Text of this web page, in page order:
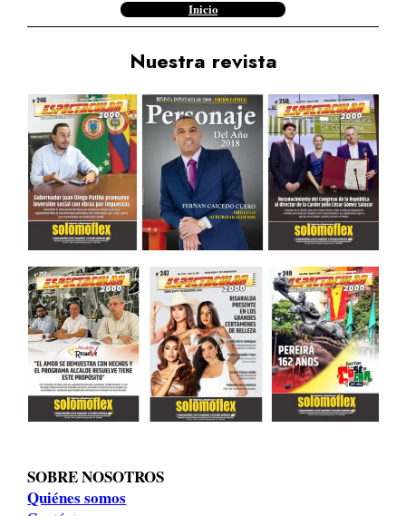
Inicio
Nuestra revista
SOBRE NOSOTROS
Quiénes somos